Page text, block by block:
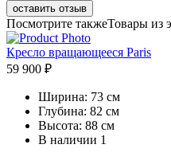
оставить отзыв
Посмотрите такжеТовары из
Кресло вращающееся Paris
59 900 ₽
Ширина: 73 см
Глубина: 82 см
Высота: 88 см
В наличии 1